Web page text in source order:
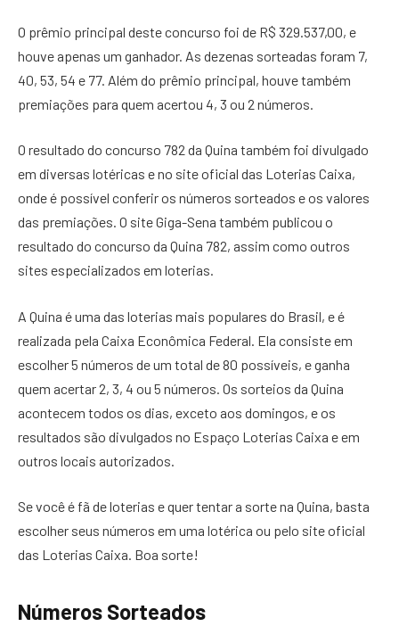
O prêmio principal deste concurso foi de R$ 329.537,00, e
houve apenas um ganhador. As dezenas sorteadas foram 7,
40, 53, 54 e 77. Além do prêmio principal, houve também
premiações para quem acertou 4, 3 ou 2 números.
O resultado do concurso 782 da Quina também foi divulgado
em diversas lotéricas e no site oficial das Loterias Caixa,
onde é possível conferir os números sorteados e os valores
das premiações. O site Giga-Sena também publicou o
resultado do concurso da Quina 782, assim como outros
sites especializados em loterias.
A Quina é uma das loterias mais populares do Brasil, e é
realizada pela Caixa Econômica Federal. Ela consiste em
escolher 5 números de um total de 80 possíveis, e ganha
quem acertar 2, 3, 4 ou 5 números. Os sorteios da Quina
acontecem todos os dias, exceto aos domingos, e os
resultados são divulgados no Espaço Loterias Caixa e em
outros locais autorizados.
Se você é fã de loterias e quer tentar a sorte na Quina, basta
escolher seus números em uma lotérica ou pelo site oficial
das Loterias Caixa. Boa sorte!
Números Sorteados